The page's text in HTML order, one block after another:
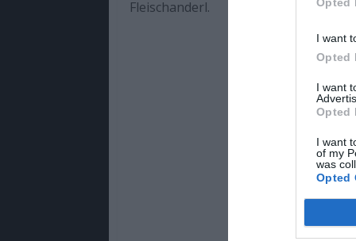
I want
Opted
I want
Opted
I want
of my
was
Opted
Fleischanderl.